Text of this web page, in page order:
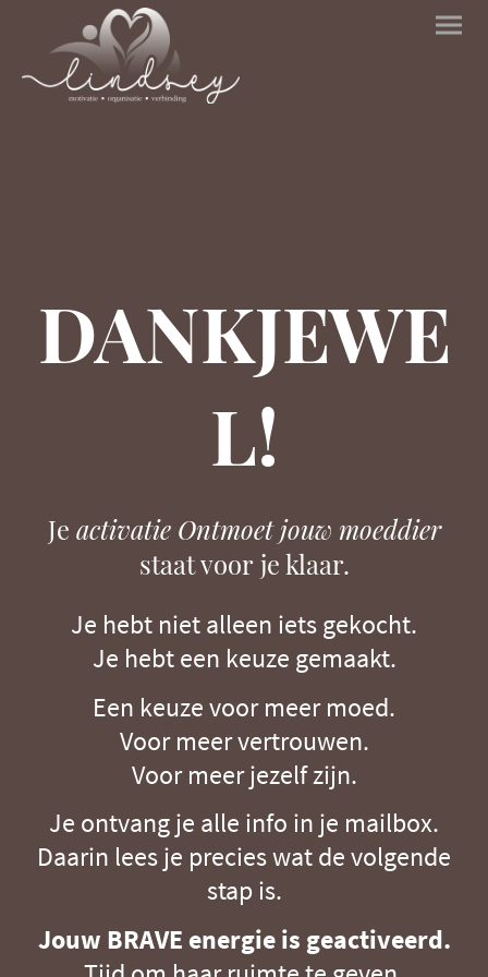
DANKJEWE
L!
Je activatie Ontmoet jouw moeddier
staat voor je klaar.
Je hebt niet alleen iets gekocht.
Je hebt een keuze gemaakt.
Een keuze voor meer moed.
Voor meer vertrouwen.
Voor meer jezelf zijn.
Je ontvang je alle info in je mailbox.
Daarin lees je precies wat de volgende
stap is.
Jouw BRAVE energie is geactiveerd.